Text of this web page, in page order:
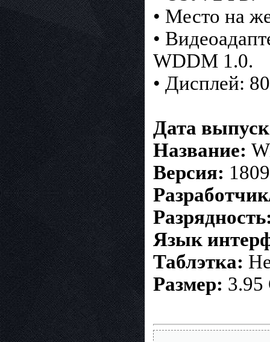
• Место на
•
WDDM 1.0.
• Дисплей:
Дата
Название:
Версия:
Язык
Таблэтка:
Размер: 3.95